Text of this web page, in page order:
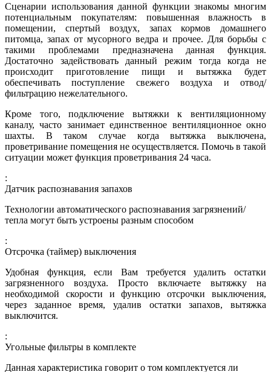
Сценарии использования данной функции знакомы многим
потенциальным покупателям: повышенная влажность в
помещении, спертый воздух, запах кормов домашнего
питомца, запах от мусорного ведра и прочее. Для борьбы с
такими проблемами предназначена данная функция.
Достаточно задействовать данный режим тогда когда не
происходит приготовление пищи и вытяжка будет
обеспечивать поступление свежего воздуха и отвод/
фильтрацию нежелательного.
Кроме того, подключение вытяжки к вентиляционному
каналу, часто занимает единственное вентиляционное окно
шахты. В таком случае когда вытяжка выключена,
проветривание помещения не осуществляется. Помочь в такой
ситуации может функция проветривания 24 часа.
:
Датчик распознавания запахов
Технологии автоматического распознавания загрязнений/
тепла могут быть устроены разным способом
:
Отсрочка (таймер) выключения
Удобная функция, если Вам требуется удалить остатки
загрязненного воздуха. Просто включаете вытяжку на
необходимой скорости и функцию отсрочки выключения,
через заданное время, удалив остатки запахов, вытяжка
выключится.
:
Угольные фильтры в комплекте
Данная характеристика говорит о том комплектуется ли